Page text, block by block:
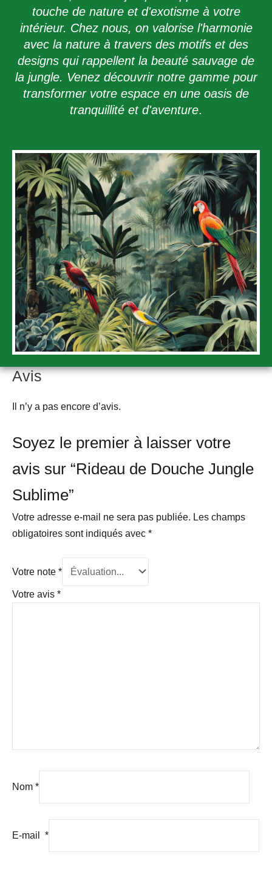
touche de nature et d'exotisme à votre
intérieur. Chez nous, on valorise l'harmonie
avec la nature à travers des motifs et des
designs qui rappellent la beauté sauvage de
la jungle. Venez découvrir notre gamme pour
transformer votre espace en une oasis de
tranquillité et d'aventure.
Avis
Il n’y a pas encore d’avis.
Soyez le premier à laisser votre
avis sur “Rideau de Douche Jungle
Sublime”
Votre adresse e-mail ne sera pas publiée. Les champs
obligatoires sont indiqués avec *
Votre note *
Votre avis *
Nom *
E-mail *